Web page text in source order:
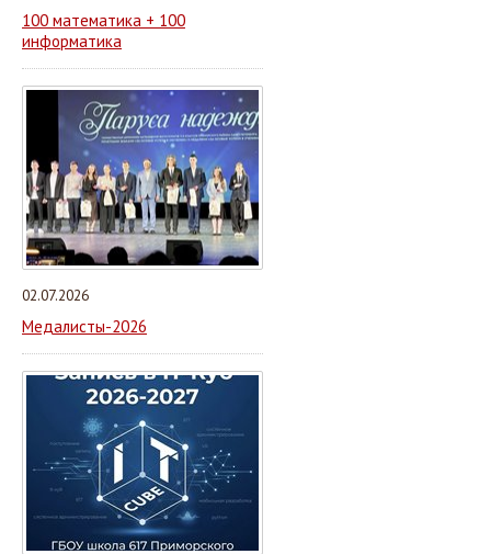
100 математика + 100
информатика
02.07.2026
Медалисты-2026